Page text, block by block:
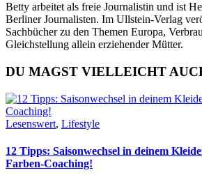
Betty arbeitet als freie Journalistin und ist
Berliner Journalisten. Im Ullstein-Verlag
Sachbücher zu den Themen Europa,
Gleichstellung allein erziehender Mütter.
DU MAGST VIELLEICHT
Lesenswert, Lifestyle
12 Tipps: Saisonwechsel in deinem
Farben-Coaching!